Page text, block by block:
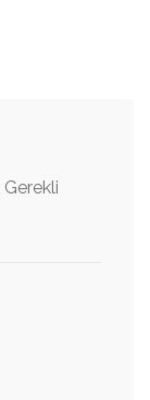
Gerekli